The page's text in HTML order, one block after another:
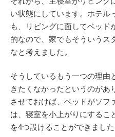
い状態にしています。ホテル
も、リビングに面してベッド
的なので、家でもそういうス
なと考えました。
そうしているもう一つの理由
きたくなかったというのがあ
させておけば、ベッドがソフ
は、寝室を小上がりにするこ
を4つ設けることができました